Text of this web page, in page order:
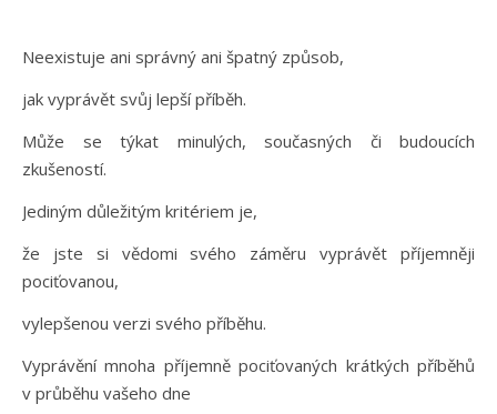
Neexistuje ani správný ani špatný způsob,
jak vyprávět svůj lepší příběh.
Může se týkat minulých, současných či budoucích
zkušeností.
Jediným důležitým kritériem je,
že jste si vědomi svého záměru vyprávět příjemněji
pociťovanou,
vylepšenou verzi svého příběhu.
Vyprávění mnoha příjemně pociťovaných krátkých příběhů
v průběhu vašeho dne